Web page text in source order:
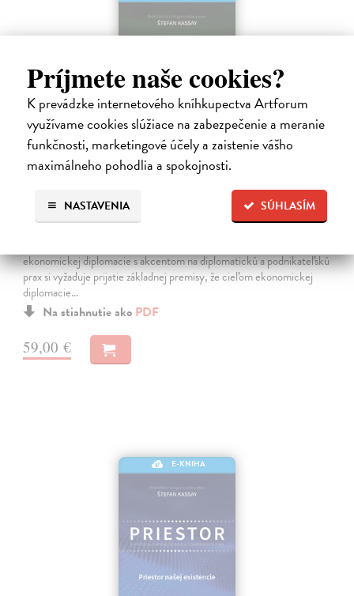
Príjmete naše cookies?
K prevádzke internetového kníhkupectva Artforum
využívame cookies slúžiace na zabezpečenie a meranie
funkčnosti, marketingové účely a zaistenie vášho
maximálneho pohodlia a spokojnosti.
SÚHLASÍM
NASTAVENIA
Symbióza ekonomickej diplomacie a
podnikateľskej praxe: Procesy -
modelovanie a
Kassay Štefan| Elektronická kniha
ekonomickej diplomacie s akcentom na diplomatickú a podnikateľskú
prax si vyžaduje prijatie základnej premisy, že cieľom ekonomickej
diplomacie…
Na stiahnutie ako PDF
59,00 €
E-KNIHA